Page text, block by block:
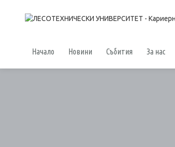
Начало Новини Събития За нас